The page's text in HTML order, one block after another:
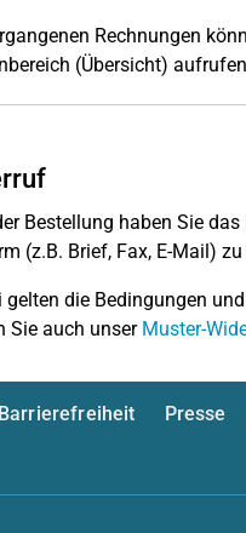
Rechnungen
(Übersicht)
Bestellung haben Sie
(z.B. Brief, Fax, E-Mail)
gelten die Bedingungen
Sie auch unser Muster-
Barrierefreiheit Presse